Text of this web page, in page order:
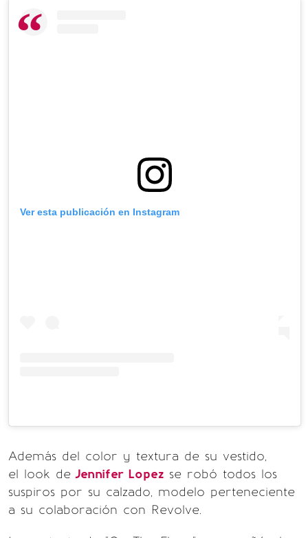
Ver esta publicación en Instagram
Además del color y textura de su vestido,
el look de Jennifer Lopez se robó todos los
suspiros por su calzado, modelo perteneciente
a su colaboración con Revolve.